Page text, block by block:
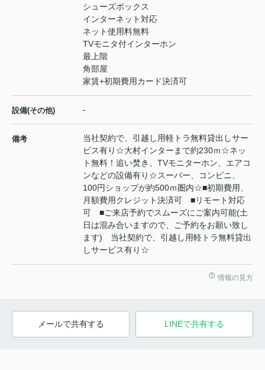
シューズボックス
インターネット対応
ネット使用料無料
TVモニタ付インターホン
最上階
角部屋
家賃+初期費用カード決済可
設備(その他) -
備考
当社契約で、引越し用軽トラ無料貸出しサー
ビス有り☆大村インターまで約230ｍ☆ネッ
ト無料！追い焚き、TVモニターホン、エアコ
ンなどの設備有り☆スーパー、コンビニ、
100円ショップが約500ｍ圏内☆■初期費用、
月額費用クレジット決済可 ■リモート対応
可 ■ご来店予約でスムーズにご案内可能(土
日は混み合いますので、ご予約をお願い致し
ます) 当社契約で、引越し用軽トラ無料貸出
しサービス有り☆
情報の見方
メールで共有する LINEで共有する